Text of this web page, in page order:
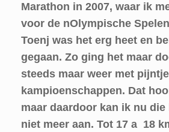
Marathon in 2007, waar ik
voor de nOlympische
Toenj was het erg heet en
gegaan. Zo ging het maar
steeds maar weer met
kampioenschappen. Dat
maar daardoor kan ik nu die
niet meer aan. Tot 17 a 18